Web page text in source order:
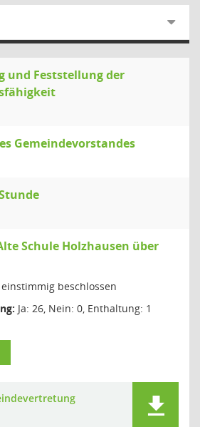
und Feststellung der
Gemeindevorstandes
Schule Holzhausen über
einstimmig beschlossen
Ja: 26, Nein: 0, Enthaltung: 1